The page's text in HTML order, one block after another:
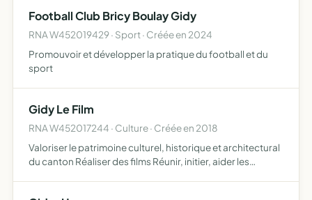
Football Club Bricy Boulay Gidy
RNA W452019429 · Sport · Créée en 2024
Promouvoir et développer la pratique du football et du
sport
Gidy Le Film
RNA W452017244 · Culture · Créée en 2018
Valoriser le patrimoine culturel, historique et architectural
du canton Réaliser des films Réunir, initier, aider les